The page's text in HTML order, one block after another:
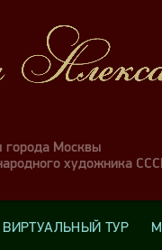
города Москвы
художника
ВИРТУАЛЬНЫЙ ТУР